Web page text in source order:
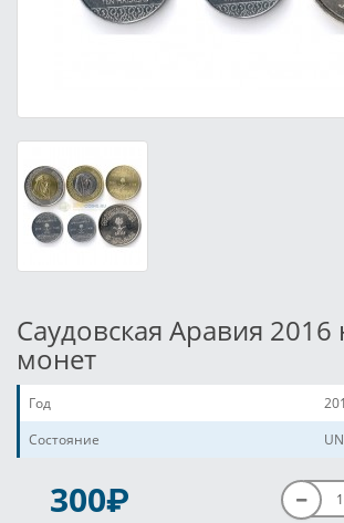
Саудовская Аравия 2016
монет
Год
Состояние
300P